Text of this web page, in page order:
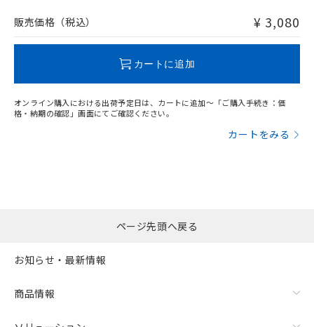
問い合わせください。
販売価格（税込） ¥ 3,080
カートに追加
オンライン購入における出荷予定日は、カートに追加～「ご購入手続き：価
格・納期の確認」画面にてご確認ください。
カートをみる
ページ先頭へ戻る
お知らせ・最新情報
商品情報